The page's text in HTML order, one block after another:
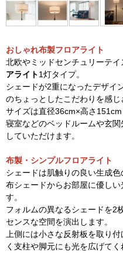
おしゃれ布製フロアライト
北欧やミッドセンチュリーテ
アライト1灯タイプ。
シェードが2重になったデザイ
のちょっとしたこだわりを感じ
サイズは直径36cm×高さ151cm
寝室などのベッドルームや玄
していただけます。
布製・シンプルフロアライト
シェードは肌触りの良い生成色
布シェードからお部屋に優し
す。
フォルムの異なるシェードを2
センスな空間を演出します。
上側には小さな反射板を取り
く支柱や脚元にも光を広げてく